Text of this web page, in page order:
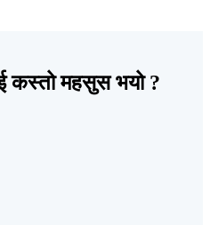
कस्तो महसुस भयो ?